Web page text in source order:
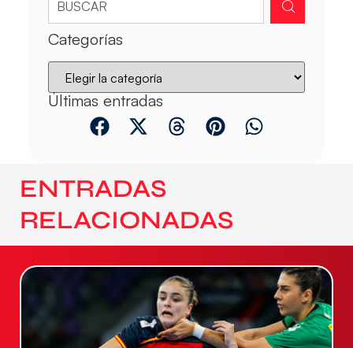
Categorías
Últimas entradas
ENTRADAS
RELACIONADAS